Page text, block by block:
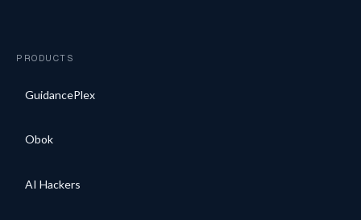
PRODUCTS
GuidancePlex
Obok
AI Hackers